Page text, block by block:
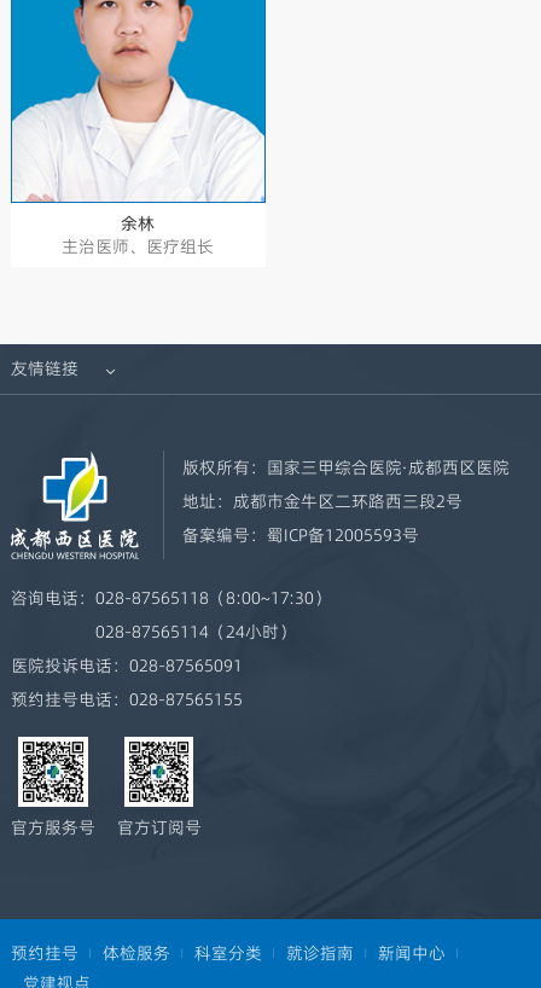
余林
主治医师、医疗组长
友情链接 
版权所有： 国家三甲综合医院·成都西区医院
地址： 成都市金牛区二环路西三段2号
备案编号： 蜀ICP备12005593号
咨询电话： 028-87565118（8:00~17:30）
028-87565114（24小时）
医院投诉电话： 028-87565091
预约挂号电话： 028-87565155
官方服务号 官方订阅号
预约挂号 体检服务 科室分类 就诊指南
新闻中心
党建视点